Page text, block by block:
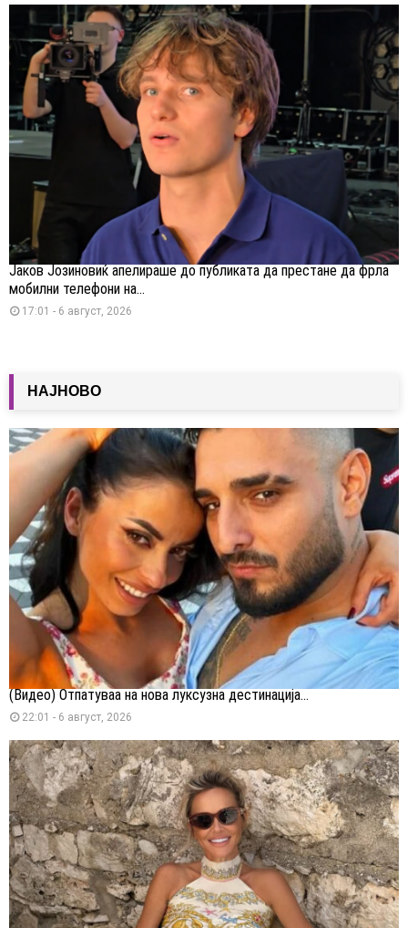
Јаков Јозиновиќ апелираше до публиката да престане да фрла
мобилни телефони на...
17:01 - 6 август, 2026
НАЈНОВО
(Видео) Отпатуваа на нова луксузна дестинација...
22:01 - 6 август, 2026